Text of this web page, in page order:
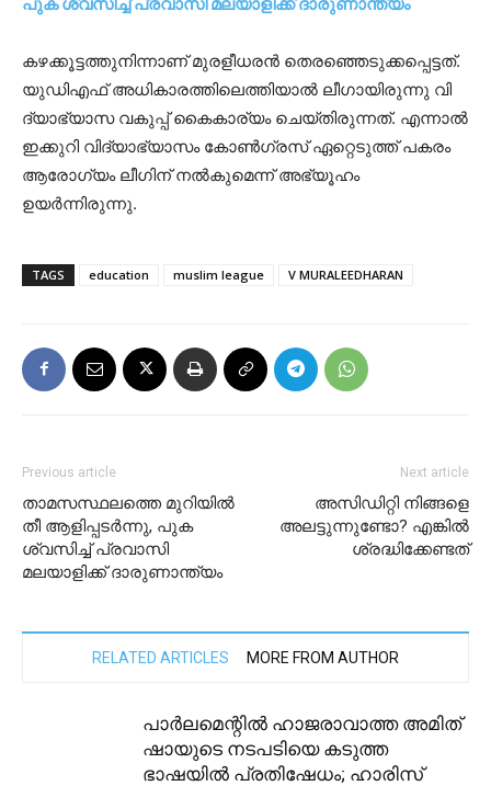
കഴക്കൂട്ടത്തുനിന്നാണ് മുരളീധരൻ തെരഞ്ഞെടുക്കപ്പെട്ടത്.
യുഡിഎഫ് അധികാരത്തിലെത്തിയാൽ ലീ​ഗായിരുന്നു വി​
ദ്യാഭ്യാസ വകുപ്പ് കൈകാര്യം ചെയ്തിരുന്നത്. എന്നാൽ
ഇക്കുറി വിദ്യാഭ്യാസം കോൺ​ഗ്രസ് ഏറ്റെടുത്ത് പകരം
ആരോ​ഗ്യം ലീ​ഗിന് നൽകുമെന്ന് അഭ്യൂഹം
ഉയർന്നിരുന്നു.
TAGS education muslim league V MURALEEDHARAN
Previous article
താമസസ്ഥലത്തെ മുറിയിൽ
തീ ആളിപ്പടർന്നു, പുക
ശ്വസിച്ച് പ്രവാസി
മലയാളിക്ക് ദാരുണാന്ത്യം
Next article
അസിഡിറ്റി നിങ്ങളെ
അലട്ടുന്നുണ്ടോ? എങ്കിൽ
ശ്രദ്ധിക്കേണ്ടത്
RELATED ARTICLES MORE FROM AUTHOR
പാർലമെന്റിൽ ഹാജരാവാത്ത അമിത്
ഷായുടെ നടപടിയെ കടുത്ത
ഭാഷയിൽ പ്രതിഷേധം; ഹാരിസ്